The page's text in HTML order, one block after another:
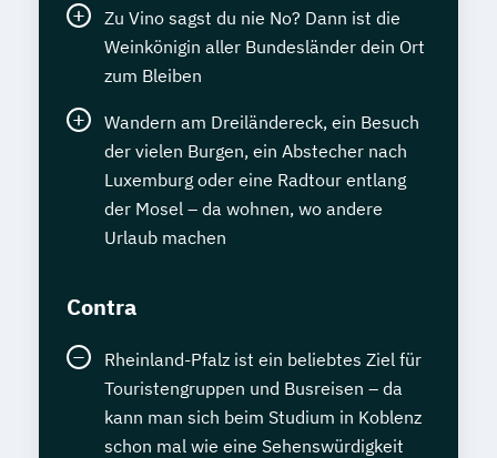
Zu Vino sagst du nie No? Dann ist die
Weinkönigin aller Bundesländer dein Ort
zum Bleiben
Wandern am Dreiländereck, ein Besuch
der vielen Burgen, ein Abstecher nach
Luxemburg oder eine Radtour entlang
der Mosel – da wohnen, wo andere
Urlaub machen
Contra
Rheinland-Pfalz ist ein beliebtes Ziel für
Touristengruppen und Busreisen – da
kann man sich beim Studium in Koblenz
schon mal wie eine Sehenswürdigkeit